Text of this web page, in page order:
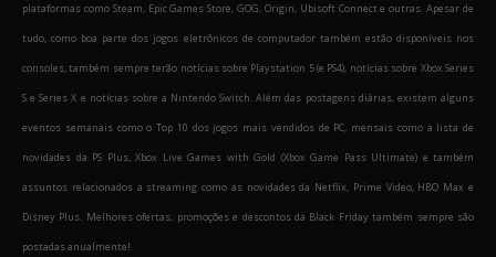
plataformas como Steam, Epic Games Store, GOG, Origin, Ubisoft Connect e outras. Apesar de
tudo, como boa parte dos jogos eletrônicos de computador também estão disponíveis nos
consoles, também sempre terão notícias sobre Playstation 5 (e PS4), notícias sobre Xbox Series
S e Series X e notícias sobre a Nintendo Switch. Além das postagens diárias, existem alguns
eventos semanais como o Top 10 dos jogos mais vendidos de PC, mensais como a lista de
novidades da PS Plus, Xbox Live Games with Gold (Xbox Game Pass Ultimate) e também
assuntos relacionados a streaming como as novidades da Netflix, Prime Video, HBO Max e
Disney Plus. Melhores ofertas, promoções e descontos da Black Friday também sempre são
postadas anualmente!